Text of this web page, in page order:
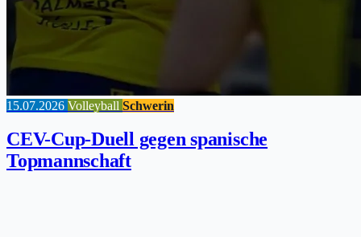
15.07.2026 Volleyball Schwerin
CEV-Cup-Duell gegen spanische
Topmannschaft